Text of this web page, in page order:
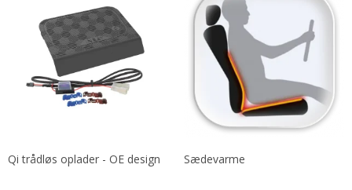
Qi trådløs oplader - OE design Sædevarme